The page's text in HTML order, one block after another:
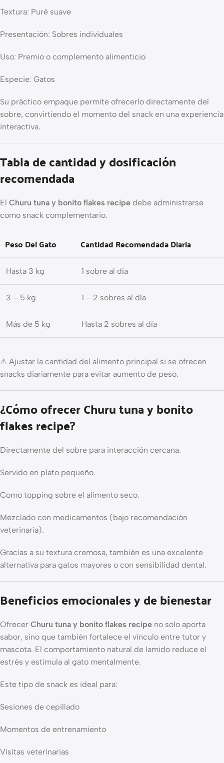
Textura: Puré suave
Presentación: Sobres individuales
Uso: Premio o complemento alimenticio
Especie: Gatos
Su práctico empaque permite ofrecerlo directamente del
sobre, convirtiendo el momento del snack en una experiencia
interactiva.
Tabla de cantidad y dosificación
recomendada
El Churu tuna y bonito flakes recipe debe administrarse
como snack complementario.
Peso Del Gato Cantidad Recomendada Diaria
Hasta 3 kg 1 sobre al día
3 – 5 kg 1 – 2 sobres al día
Más de 5 kg Hasta 2 sobres al día
⚠ Ajustar la cantidad del alimento principal si se ofrecen
snacks diariamente para evitar aumento de peso.
¿Cómo ofrecer Churu tuna y bonito
flakes recipe?
Directamente del sobre para interacción cercana.
Servido en plato pequeño.
Como topping sobre el alimento seco.
Mezclado con medicamentos (bajo recomendación
veterinaria).
Gracias a su textura cremosa, también es una excelente
alternativa para gatos mayores o con sensibilidad dental.
Beneficios emocionales y de bienestar
Ofrecer Churu tuna y bonito flakes recipe no solo aporta
sabor, sino que también fortalece el vínculo entre tutor y
mascota. El comportamiento natural de lamido reduce el
estrés y estimula al gato mentalmente.
Este tipo de snack es ideal para:
Sesiones de cepillado
Momentos de entrenamiento
Visitas veterinarias